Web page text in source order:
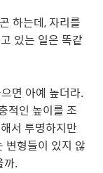
하는데, 자리를
있는 일은 똑같
면 아예 높더라.
적인 높이를 조
서 투명하지만
변형들이 있지 않
까.